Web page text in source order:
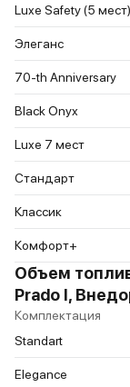
Luxe Safety (5 мест)
Элеганс
70-th Anniversary
Black Onyx
Luxe 7 мест
Стандарт
Классик
Комфорт+
Объем
Prado I,
Комплектация
Standart
Elegance